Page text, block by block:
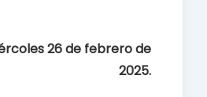
26 de febrero de
2025.